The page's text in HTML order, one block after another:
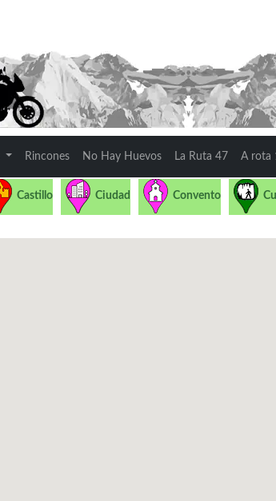
Rincones No Hay Huevos La Ruta 47 A rota
Castillo Ciudad Convento